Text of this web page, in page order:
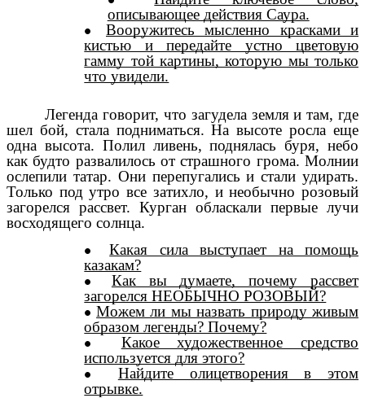
описывающее действия Саура.
Вооружитесь мысленно красками и
кистью и передайте устно цветовую
гамму той картины, которую мы только
что увидели.
Легенда говорит, что загудела земля и там, где
шел бой, стала подниматься. На высоте росла еще
одна высота. Полил ливень, поднялась буря, небо
как будто развалилось от страшного грома. Молнии
ослепили татар. Они перепугались и стали удирать.
Только под утро все затихло, и необычно розовый
загорелся рассвет. Курган обласкали первые лучи
восходящего солнца.
Какая сила выступает на помощь
казакам?
Как вы думаете, почему рассвет
загорелся НЕОБЫЧНО РОЗОВЫЙ?
Можем ли мы назвать природу живым
образом легенды? Почему?
Какое художественное средство
используется для этого?
Найдите олицетворения в этом
отрывке.